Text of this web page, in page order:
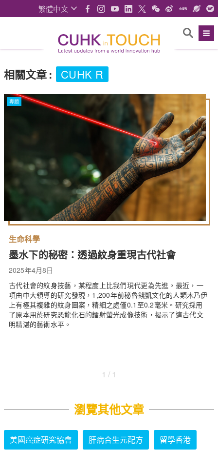
繁體中文
相關文章: CUHK R
專題
生命科學
墨水下的秘密：透過紋身重現古代社會
2025年4月8日
古代社會的紋身技藝，某程度上比我們現代更為先進。最近，一
項由中大領導的研究發現，1,200年前秘魯錢凱文化的人類木乃伊
上有極其複雜的紋身圖案，精細之處僅0.1至0.2毫米。研究採用
了原本用於研究恐龍化石的鐳射螢光成像技術，揭示了這古代文
明精湛的藝術水平。
1 / 1
瀏覽其他文章
美國癌症研究協會 肝病合生元配方 留學香港